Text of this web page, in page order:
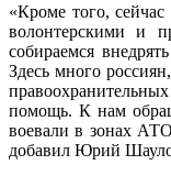
«Кроме того,
волонтерскими и
собираемся
Здесь много
помощь. К нам
воевали в зонах
добавил Юрий